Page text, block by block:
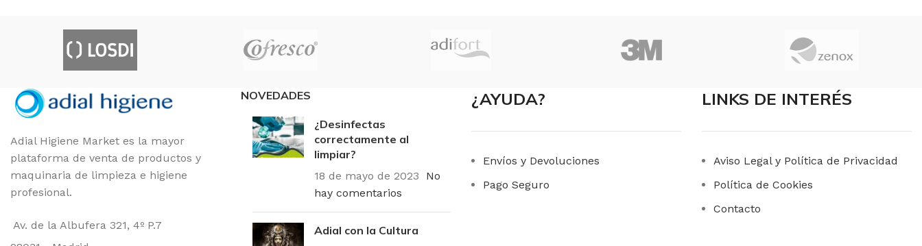
Adial Higiene Market es la mayor
plataforma de venta de productos y
maquinaria de limpieza e higiene
profesional.
Av. de la Albufera 321, 4º P.7
NOVEDADES
¿Desinfectas
correctamente al
limpiar?
18 de mayo de 2023
No
hay comentarios
Adial con la Cultura
¿AYUDA?
Envíos y Devoluciones
Pago Seguro
LINKS DE INTERÉS
Aviso Legal y Política de Privacidad
Política de Cookies
Contacto